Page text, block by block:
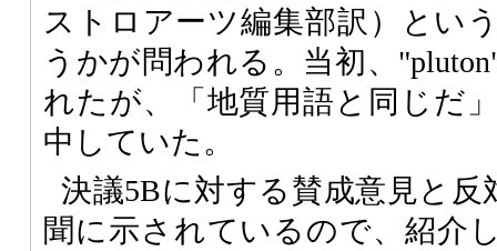
ストロアーツ編集部訳）とい
うかが問われる。当初、
れたが、「地質用語と同じだ
中していた。
決議5Bに対する賛成意見と反
聞に示されているので、紹介